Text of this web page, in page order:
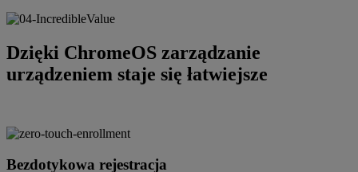
Dzięki ChromeOS zarządzanie
urządzeniem staje się łatwiejsze
Bezdotykowa rejestracja